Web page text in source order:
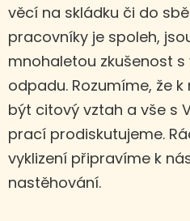
věcí na skládku či do
pracovníky je spoleh,
mnohaletou zkušenost
odpadu. Rozumíme, že
být citový vztah a vše s
prací prodiskutujeme.
vyklizení připravíme k
nastěhování.